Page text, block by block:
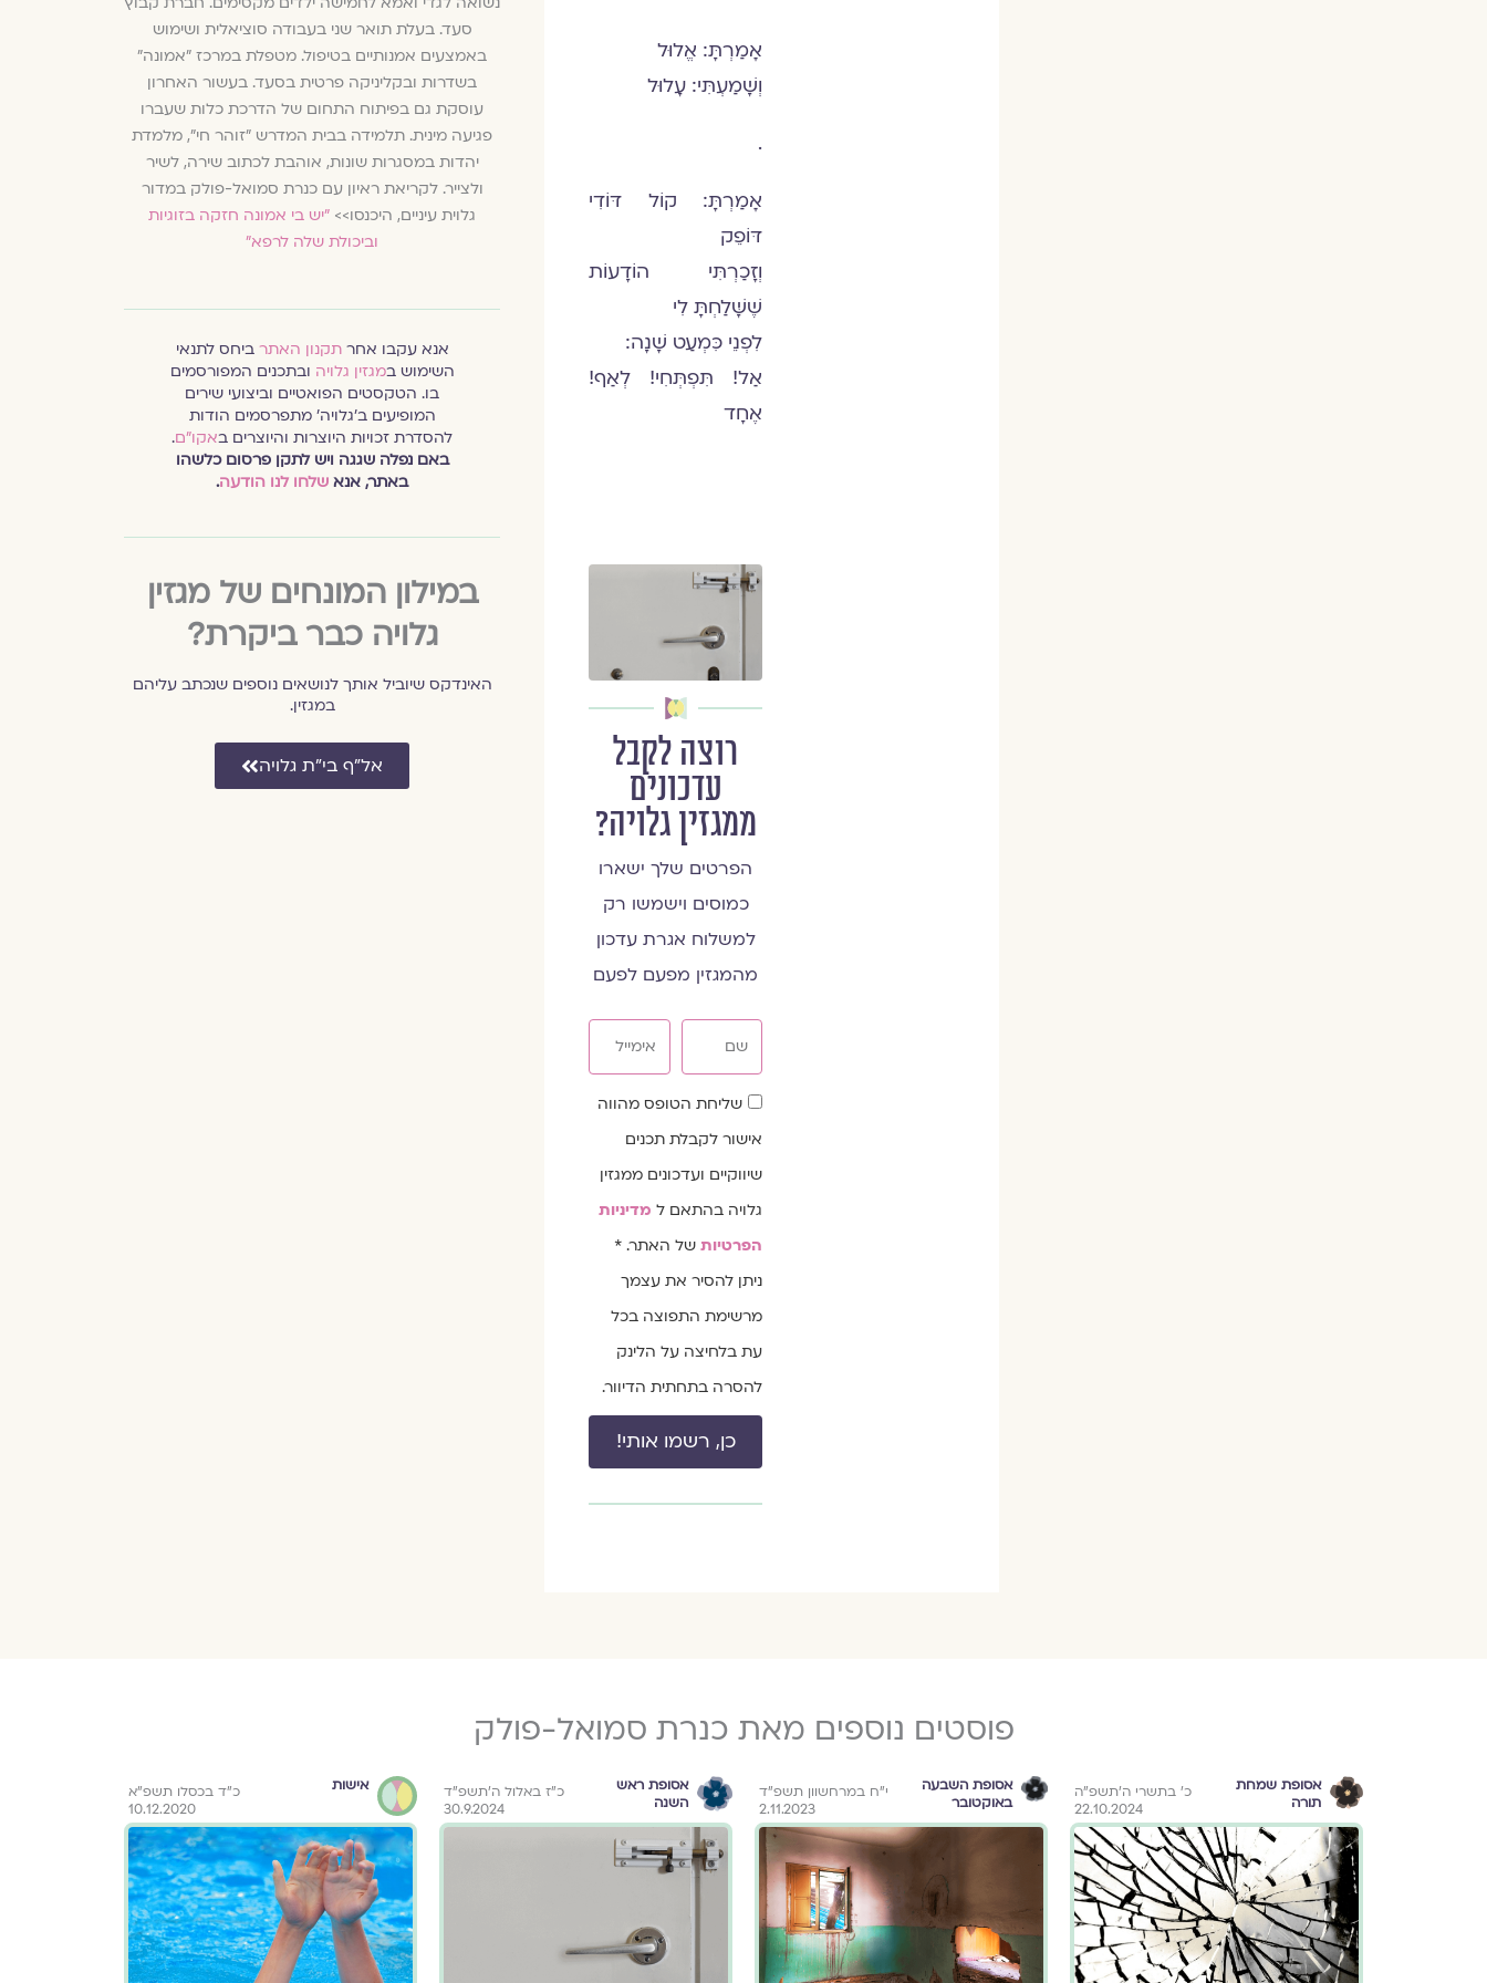
אָמַרְתָּ: אֱלוּל
וְשָׁמַעְתִּי: עָלוּל
.
אָמַרְתָּ: קוֹל דּוֹדִי
דּוֹפֵק
וְזָכַרְתִּי הוֹדָעוֹת
שֶׁשָּׁלַחְתָּ לִי
לִפְנֵי כִּמְעַט שָׁנָה:
אַל! תִּפְתְּחִי! לְאַף!
אֶחָד
רוצה לקבל
עדכונים
ממגזין גלויה?
הפרטים שלך ישארו
כמוסים וישמשו רק
למשלוח אגרת עדכון
מהמגזין מפעם לפעם
שדהשליחת הטופס מהווה
אישור לקבלת תכנים
שיווקיים ועדכונים ממגזין
גלויה בהתאם למדיניות
הפרטיותשל האתר. *
ניתן להסיר את עצמך
מרשימת התפוצה בכל
עת בלחיצה על הלינק
להסרה בתחתית הדיוור.
כן, רשמו אותי!
סעד. בעלת תואר שני בעבודה סוציאלית ושימוש
באמצעים אמנותיים בטיפול. מטפלת במרכז "אמונה"
בשדרות ובקליניקה פרטית בסעד. בעשור האחרון
עוסקת גם בפיתוח התחום של הדרכת כלות שעברו
פגיעה מינית. תלמידה בבית המדרש "זוהר חי", מלמדת
יהדות במסגרות שונות, אוהבת לכתוב שירה, לשיר
ולצייר. לקריאת ראיון עם כנרת סמואל-פולק במדור
גלוית עיניים, היכנסו>> "יש בי אמונה חזקה בזוגיות
וביכולת שלה לרפא"
אנא עקבו אחרתקנון האתר ביחס לתנאי
השימוש במגזין גלויה ובתכנים המפורסמים
בו. הטקסטים הפואטיים וביצועי שירים
המופיעים ב׳גלויה׳ מתפרסמים הודות
להסדרת זכויות היוצרות והיוצרים באקו״ם.
באם נפלה שגגה ויש לתקן פרסום כלשהו
באתר, אנא שלחו לנו הודעה.
במילון המונחים של מגזין
גלויה כבר ביקרת?
האינדקס שיוביל אותך לנושאים נוספים שנכתב עליהם
במגזין.
אל״ף בי״ת גלויה
פוסטים נוספים מאת כנרת סמואל-פולק
אסופת שמחת
תורה
כ׳ בתשרי ה׳תשפ״ה
22.10.2024
אסופת השבעה
באוקטובר
י״ח במרחשוון תשפ״ד
2.11.2023
אסופת ראש
השנה
כ״ז באלול ה׳תשפ״ד
30.9.2024
אישות
כ"ד בכסלו תשפ"א
10.12.2020